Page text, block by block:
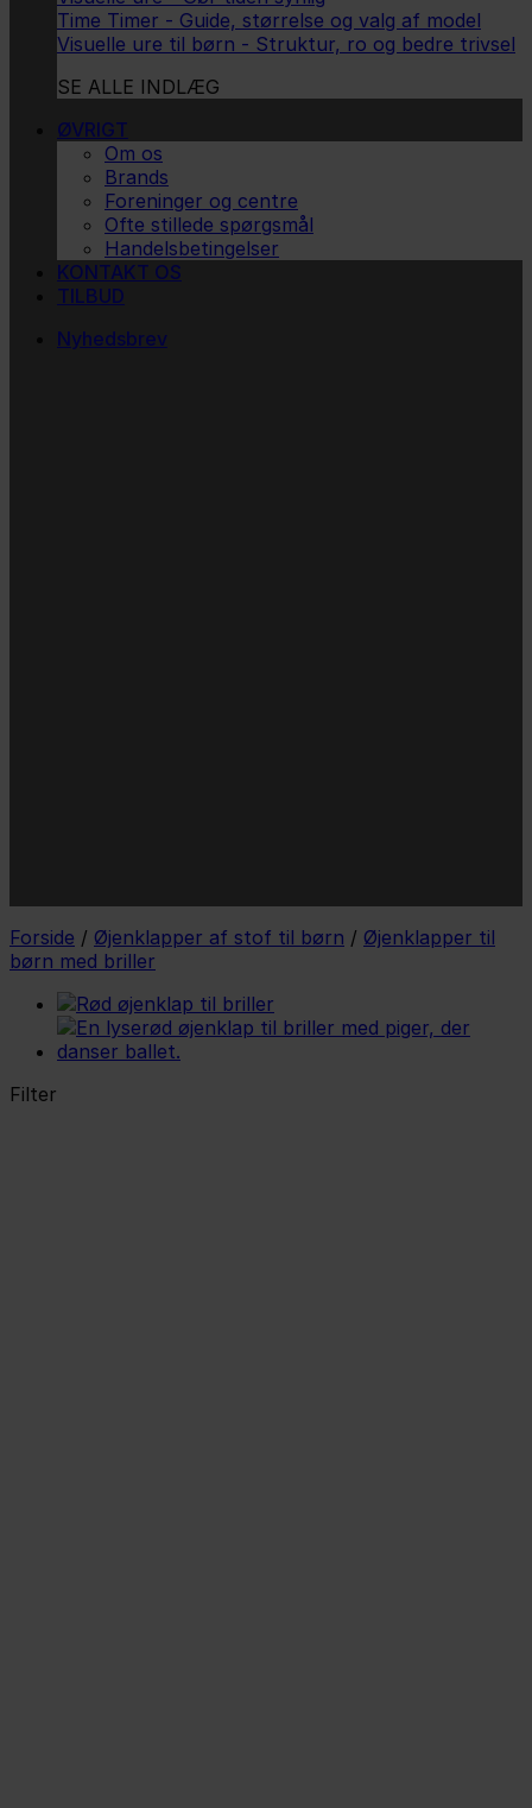
Time Timer - Guide, størrelse og valg af model
Visuelle ure til børn - Struktur, ro og bedre trivsel
SE ALLE INDLÆG
ØVRIGT
Om os
Brands
Foreninger og centre
Ofte stillede spørgsmål
Handelsbetingelser
KONTAKT OS
TILBUD
Nyhedsbrev
Forside / Øjenklapper af stof til børn / Øjenklapper til
børn med briller
Filter